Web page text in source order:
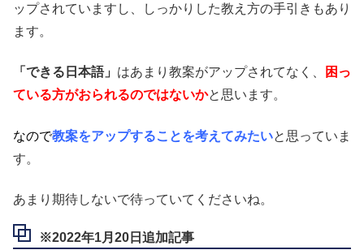
ップされていますし、しっかりした教え方の手引きもあり
ます。
「できる日本語」 はあまり教案がアップされてなく、
困っ
ている方がおられるのではないかと思います。
なので教案をアップすることを考えてみたいと思っていま
す。
あまり期待しないで待っていてくださいね。
※2022年1月20日追加記事